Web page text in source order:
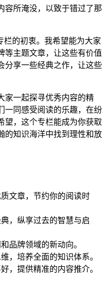
容所淹没，以致于错过了那
栏的初衷。我希望能为大家
等主题文章，让这些有价值
分享一些经典之作，让这些
家一起探寻优秀内容的精
一同感受阅读的乐趣，在纷
望，这个专栏能成为你获取
的知识海洋中找到理性和放
文章，节约你的阅读时
，纵享过去的智慧与启
品牌领域的新动向。
，培养全面的知识体系。
，提供精准的内容推介。